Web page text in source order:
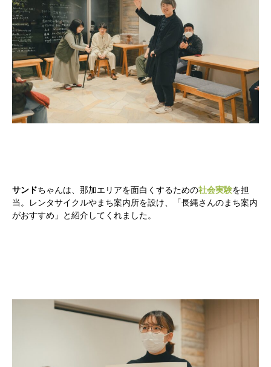
サンドちゃんは、那加エリアを面白くするための社会実験を担
当。レンタサイクルやまち案内所を設け、「長縄さんのまち案内
がおすすめ」と紹介してくれました。